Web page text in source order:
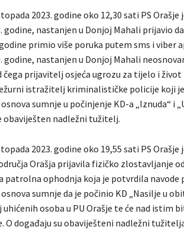
2023. godine oko 12,30 sati PS
godine, nastanjen u Donjoj Mahali prijavio
godine primio više poruka putem sms i viber
godine, nastanjen u Donjoj Mahali
čega prijavitelj osjeća ugrozu za tijelo i
istražitelj kriminalističke policije koji
sumnje u počinjenje KD-a „Iznuda“ i
obaviješten nadležni tužitelj.
2023. godine oko 19,55 sati PS
Orašja prijavila fizičko zlostavljanje
patrolna ophodnja koja je potvrdila navode
sumnje da je počinio KD „Nasilje u
uhićenih osoba u PU Orašje te će nad istim
O događaju su obaviješteni nadležni